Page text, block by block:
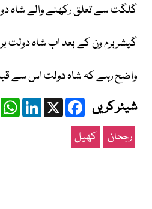
گلگت سے تعلق رکھنے والے شاہ دولت اتوار کی صبح 11 بجے
گیشربرم ون کے بعد اب شاہ دولت
واضح رہے کہ شاہ دولت اس سے قبل
شیئر کریں Facebook
X
LinkedIn
رجحان کھیل